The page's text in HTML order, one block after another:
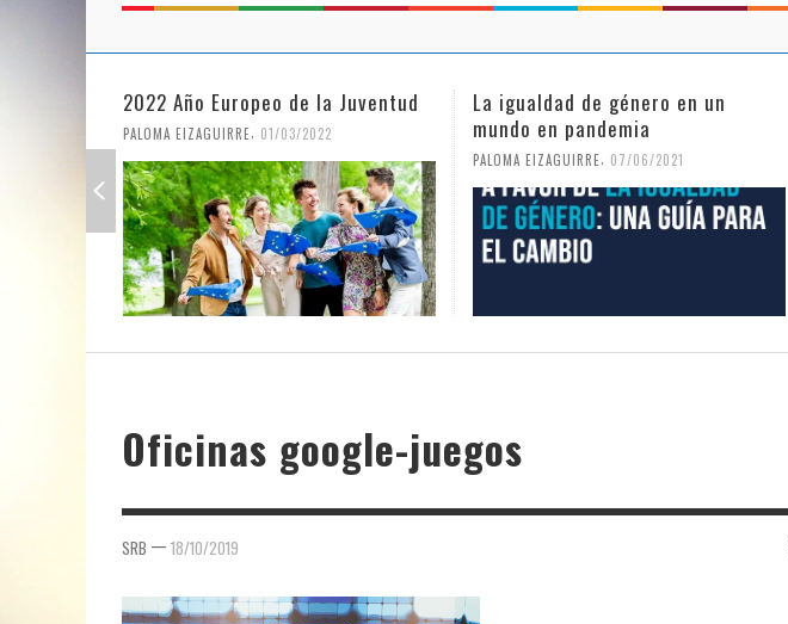
2022 Año Europeo de la Juventud
PALOMA EIZAGUIRRE 01/03/2022
La igualdad de género en un
mundo en pandemia
PALOMA EIZAGUIRRE 07/06/2021
Oficinas google-juegos
SRB — 18/10/2019